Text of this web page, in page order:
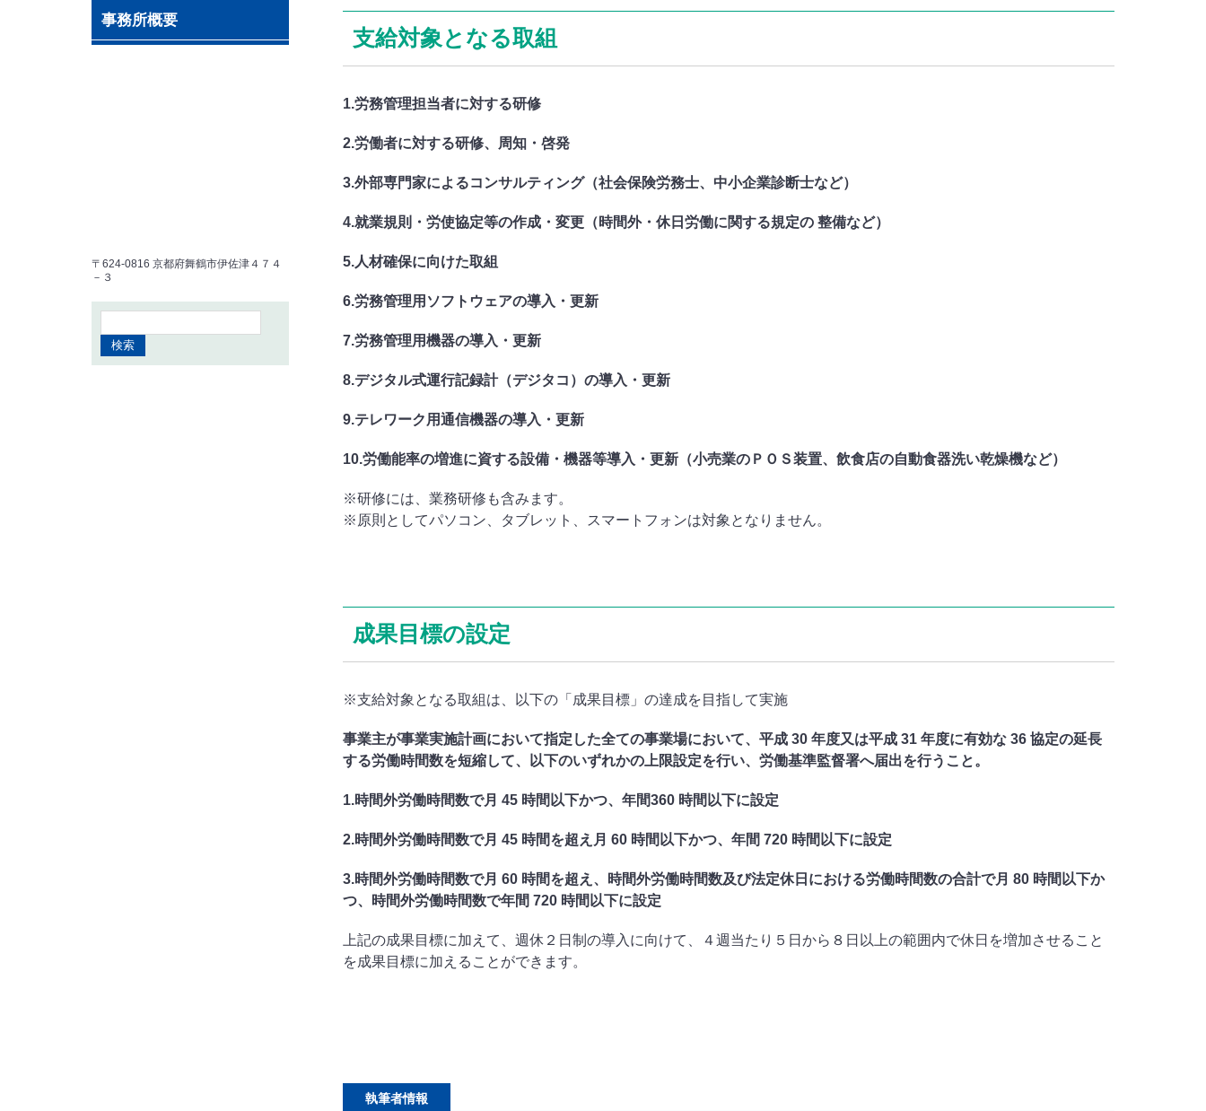
支給対象となる取組
1.労務管理担当者に対する研修
2.労働者に対する研修、周知・啓発
3.外部専門家によるコンサルティング（社会保険労務士、中小企業診断士など）
4.就業規則・労使協定等の作成・変更（時間外・休日労働に関する規定の 整備など）
5.人材確保に向けた取組
6.労務管理用ソフトウェアの導入・更新
7.労務管理用機器の導入・更新
8.デジタル式運行記録計（デジタコ）の導入・更新
9.テレワーク用通信機器の導入・更新
10.労働能率の増進に資する設備・機器等導入・更新（小売業のＰＯＳ装置、飲食店の自動食器洗い乾燥機など）
※研修には、業務研修も含みます。
※原則としてパソコン、タブレット、スマートフォンは対象となりません。
成果目標の設定
※支給対象となる取組は、以下の「成果目標」の達成を目指して実施
事業主が事業実施計画において指定した全ての事業場において、平成 30 年度又は平成 31 年度に有効な 36 協定の延長
する労働時間数を短縮して、以下のいずれかの上限設定を行い、労働基準監督署へ届出を行うこと。
1.時間外労働時間数で月 45 時間以下かつ、年間360 時間以下に設定
2.時間外労働時間数で月 45 時間を超え月 60 時間以下かつ、年間 720 時間以下に設定
3.時間外労働時間数で月 60 時間を超え、時間外労働時間数及び法定休日における労働時間数の合計で月 80 時間以下か
つ、時間外労働時間数で年間 720 時間以下に設定
上記の成果目標に加えて、週休２日制の導入に向けて、４週当たり５日から８日以上の範囲内で休日を増加させること
を成果目標に加えることができます。
執筆者情報
事務所概要
〒624-0816 京都府舞鶴市伊佐津４７４
－３